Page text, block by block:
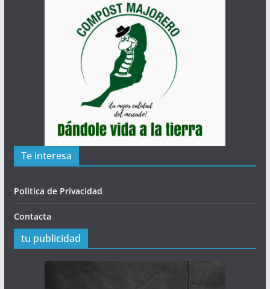
Te interesa
Politica de Privacidad
Contacta
tu publicidad